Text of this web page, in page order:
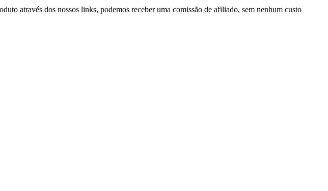
através dos nossos links, podemos receber uma comissão de afiliado, sem nenhum custo